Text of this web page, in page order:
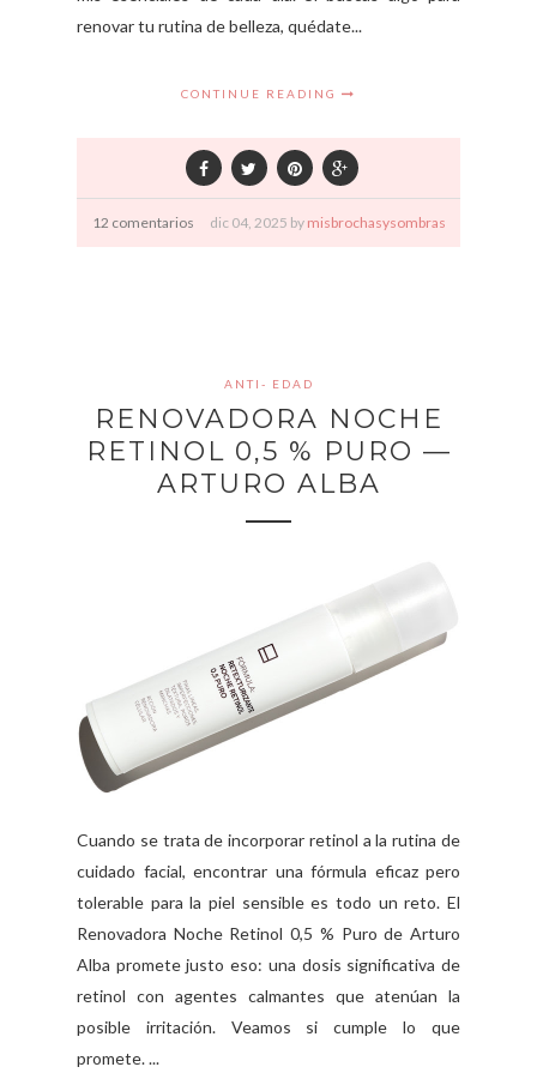
renovar tu rutina de belleza, quédate...
CONTINUE READING
12 comentarios dic 04, 2025 by misbrochasysombras
ANTI- EDAD
RENOVADORA NOCHE
RETINOL 0,5 % PURO —
ARTURO ALBA
Cuando se trata de incorporar retinol a la rutina de
cuidado facial, encontrar una fórmula eficaz pero
tolerable para la piel sensible es todo un reto. El
Renovadora Noche Retinol 0,5 % Puro de Arturo
Alba promete justo eso: una dosis significativa de
retinol con agentes calmantes que atenúan la
posible irritación. Veamos si cumple lo que
promete. ...